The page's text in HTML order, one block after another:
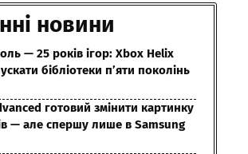
новини
— 25 років ігор: Xbox Helix
бібліотеки п’яти поколінь
готовий змінити картинку
— але спершу лише в Samsung